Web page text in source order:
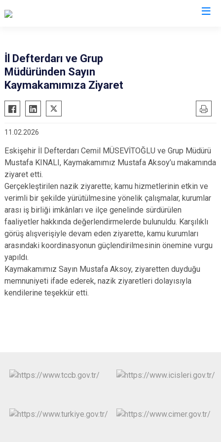
Alpu
Beylikova
Çifteler
İnönü
Mahmudiye
Odunpazarı
İl Defterdarı ve Grup
Müdüründen Sayın
Kaymakamımıza Ziyaret
11.02.2026
Eskişehir İl Defterdarı Cemil MÜSEVİTOĞLU ve Grup Müdürü
Mustafa KINALI, Kaymakamımız Mustafa Aksoy’u makamında
ziyaret etti.
Gerçekleştirilen nazik ziyarette; kamu hizmetlerinin etkin ve
verimli bir şekilde yürütülmesine yönelik çalışmalar, kurumlar
arası iş birliği imkânları ve ilçe genelinde sürdürülen
faaliyetler hakkında değerlendirmelerde bulunuldu. Karşılıklı
görüş alışverişiyle devam eden ziyarette, kamu kurumları
arasındaki koordinasyonun güçlendirilmesinin önemine vurgu
yapıldı.
Kaymakamımız Sayın Mustafa Aksoy, ziyaretten duyduğu
memnuniyeti ifade ederek, nazik ziyaretleri dolayısıyla
kendilerine teşekkür etti.